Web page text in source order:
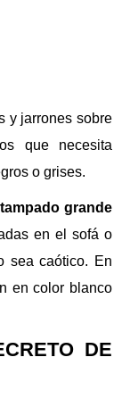
y jarrones sobre
que necesita
o grises.
grande
en el sofá o
sea caótico. En
en color blanco
DE